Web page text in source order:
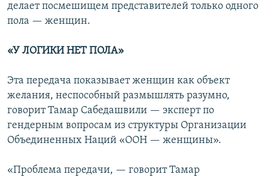
делает посмешищем представителей только одного
пола — женщин.
«У ЛОГИКИ НЕТ ПОЛА»
Эта передача показывает женщин как объект
желания, неспособный размышлять разумно,
говорит Тамар Сабедашвили — эксперт по
гендерным вопросам из структуры Организации
Объединенных Наций «ООН — женщины».
«Проблема передачи, — говорит Тамар